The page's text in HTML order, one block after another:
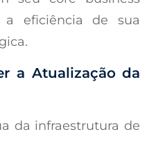
a eficiência de sua
a Atualização da
da infraestrutura de